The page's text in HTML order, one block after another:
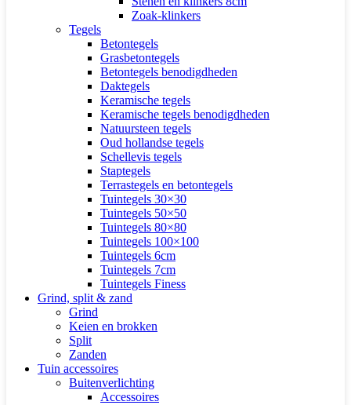
Zoak-klinkers
Tegels
Betontegels
Grasbetontegels
Betontegels benodigdheden
Daktegels
Keramische tegels
Keramische tegels benodigdheden
Natuursteen tegels
Oud hollandse tegels
Schellevis tegels
Staptegels
Terrastegels en betontegels
Tuintegels 30×30
Tuintegels 50×50
Tuintegels 80×80
Tuintegels 100×100
Tuintegels 6cm
Tuintegels 7cm
Tuintegels Finess
Grind, split & zand
Grind
Keien en brokken
Split
Zanden
Tuin accessoires
Buitenverlichting
Accessoires